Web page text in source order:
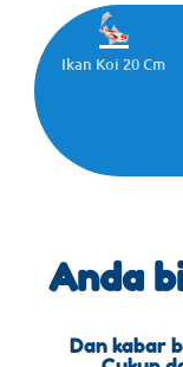
Ikan Koi 20 Cm
Anda
Dan kabar